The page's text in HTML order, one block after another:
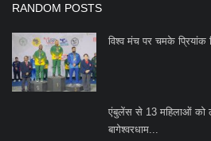
RANDOM POSTS
विश्व मंच पर चमके प्रियांक
एंबुलेंस से 13 महिलाओं को
बागेश्वरधाम...